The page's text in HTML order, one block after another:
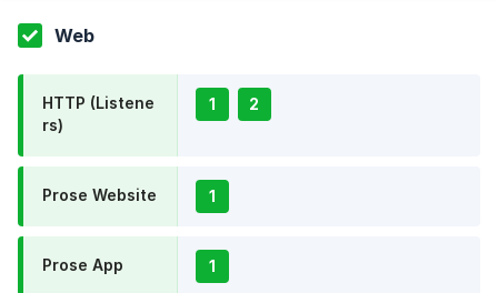
Web
HTTP (Listene
rs)
1 2
Prose Website 1
Prose App 1